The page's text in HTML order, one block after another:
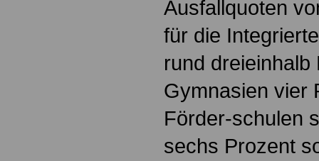
Ausfallquoten
für die
rund
Gymnasien vier
Förder-schulen
sechs Prozent